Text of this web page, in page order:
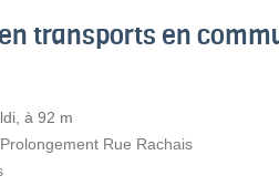
transports en
à 92 m
Rue Rachais